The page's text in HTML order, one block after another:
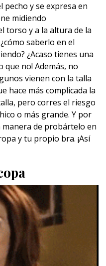
pecho y se expresa en
midiendo
torso y a la altura de la
saberlo en el
¿Acaso tienes una
que no! Además, no
vienen con la talla
hace más complicada la
pero corres el riesgo
o más grande. Y por
manera de probártelo en
y tu propio bra. ¡Así